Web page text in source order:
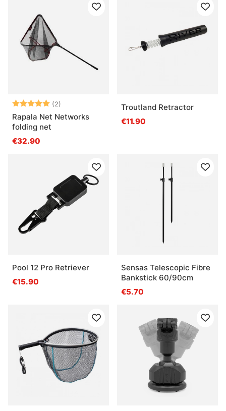
Note: (2)
Rapala Net Networks
folding net
€32.90
Troutland Retractor
€11.90
Pool 12 Pro Retriever
€15.90
Sensas Telescopic Fibre
Bankstick 60/90cm
€5.70